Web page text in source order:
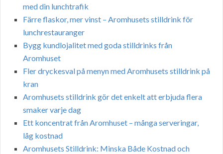
med din lunchtrafik
Färre flaskor, mer vinst – Aromhusets stilldrink för
lunchrestauranger
Bygg kundlojalitet med goda stilldrinks från
Aromhuset
Fler dryckesval på menyn med Aromhusets stilldrink på
kran
Aromhusets stilldrink gör det enkelt att erbjuda flera
smaker varje dag
Ett koncentrat från Aromhuset – många serveringar,
låg kostnad
Aromhusets Stilldrink: Minska Både Kostnad och